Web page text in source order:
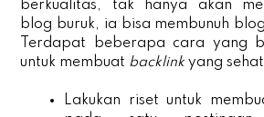
berkualitas, tak hanya akan
blog buruk, ia bisa membunuh
Terdapat beberapa cara yang
untuk membuat backlink yang
Lakukan riset untuk